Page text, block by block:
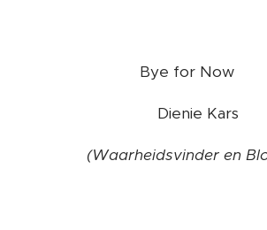
Bye for Now ❤️
Dienie Kars
(Waarheidsvinder en